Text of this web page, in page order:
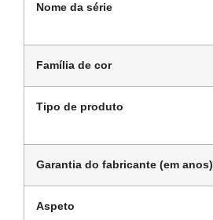
Nome da série
Família de cor
Tipo de produto
Garantia do fabricante (em anos)
Aspeto